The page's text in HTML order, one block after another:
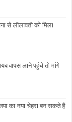
से लीलावती को मिला
वापस लाने पहुंचे तो मांगे
का नया चेहरा बन सकते हैं